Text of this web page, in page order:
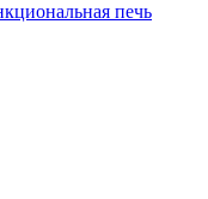
печь